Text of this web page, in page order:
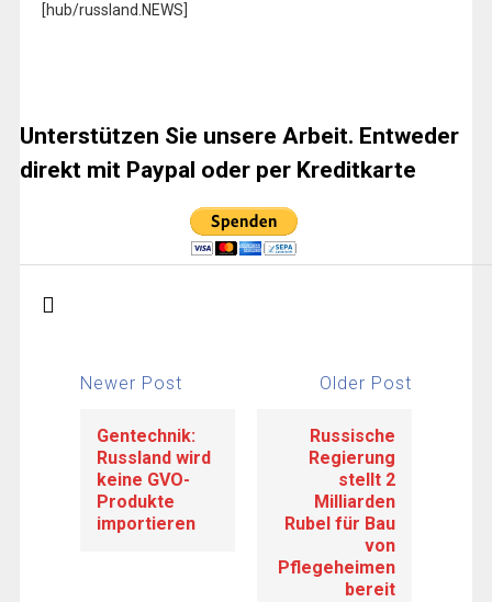
[hub/russland.NEWS]
Unterstützen Sie unsere Arbeit. Entweder
direkt mit Paypal oder per Kreditkarte
Newer Post
Gentechnik:
Russland wird
keine GVO-
Produkte
importieren
Older Post
Russische
Regierung
stellt 2
Milliarden
Rubel für Bau
von
Pflegeheimen
bereit